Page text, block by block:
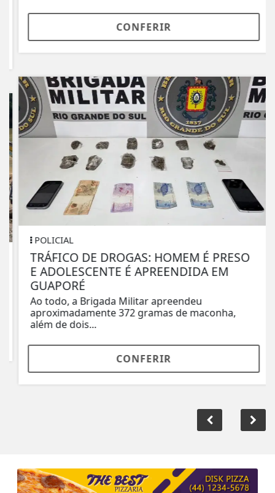
CONFERIR
POLICIAL
TRÁFICO DE DROGAS: HOMEM É PRESO
E ADOLESCENTE É APREENDIDA EM
GUAPORÉ
Ao todo, a Brigada Militar apreendeu
aproximadamente 372 gramas de maconha,
além de dois...
CONFERIR